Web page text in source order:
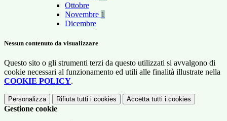
Ottobre
Novembre 1
Dicembre
Nessun contenuto da visualizzare
Questo sito o gli strumenti terzi da questo utilizzati si avvalgono di
cookie necessari al funzionamento ed utili alle finalità illustrate nella
COOKIE POLICY.
Personalizza Rifiuta tutti i cookies Accetta tutti i cookies
Gestione cookie